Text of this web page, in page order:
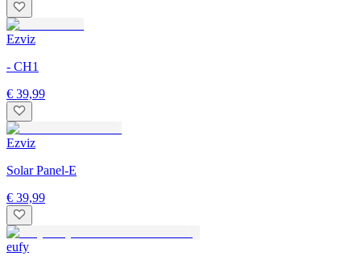
Ezviz
- CH1
€ 39,99
Ezviz
Solar Panel-E
€ 39,99
eufy